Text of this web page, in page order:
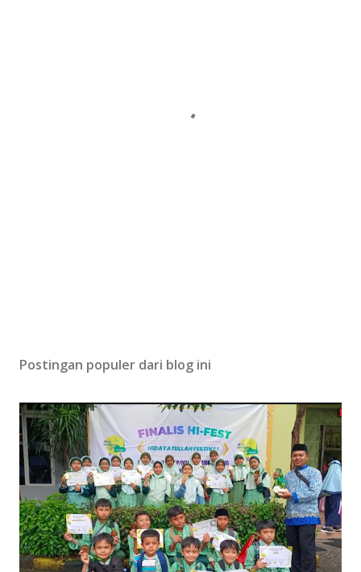
Postingan populer dari blog ini